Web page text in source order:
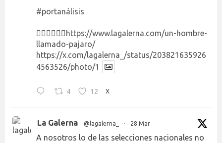
#portanálisis
👉🏻👉🏻👉🏻 https://www.lagalerna.com/un-hombre-
llamado-pajaro/
https://x.com/lagalerna_/status/203821635926
4563526/photo/1
4 12 X
La Galerna @lagalerna_ · 28 Mar
A nosotros lo de las selecciones nacionales no